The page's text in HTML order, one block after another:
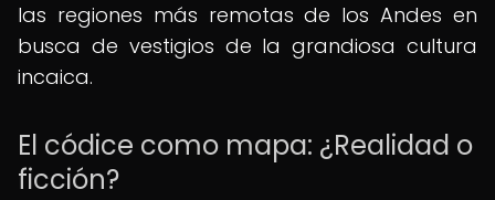
las regiones más remotas de los Andes en
busca de vestigios de la grandiosa cultura
incaica.
El códice como mapa: ¿Realidad o
ficción?